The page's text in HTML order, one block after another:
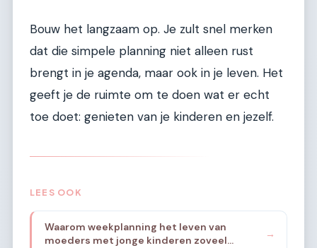
Bouw het langzaam op. Je zult snel merken
dat die simpele planning niet alleen rust
brengt in je agenda, maar ook in je leven. Het
geeft je de ruimte om te doen wat er echt
toe doet: genieten van je kinderen en jezelf.
LEES OOK
Waarom weekplanning het leven van
moeders met jonge kinderen zoveel
→